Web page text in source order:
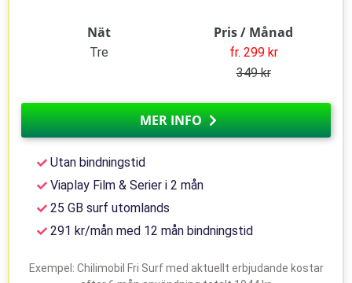
Nät
Tre
Pris / Månad
fr. 299 kr
349 kr
MER INFO
Utan bindningstid
Viaplay Film & Serier i 2 mån
25 GB surf utomlands
291 kr/mån med 12 mån bindningstid
Exempel: Chilimobil Fri Surf med aktuellt erbjudande kostar